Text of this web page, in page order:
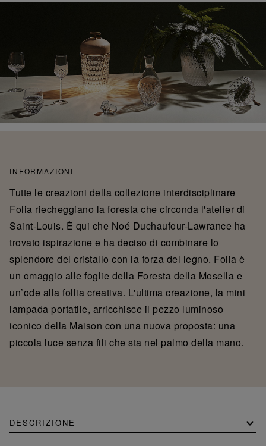
INFORMAZIONI
Tutte le creazioni della collezione interdisciplinare
Folia riecheggiano la foresta che circonda l'atelier di
Saint-Louis. È qui che Noé Duchaufour-Lawrance ha
trovato ispirazione e ha deciso di combinare lo
splendore del cristallo con la forza del legno. Folia è
un omaggio alle foglie della Foresta della Mosella e
un’ode alla follia creativa. L'ultima creazione, la mini
lampada portatile, arricchisce il pezzo luminoso
iconico della Maison con una nuova proposta: una
piccola luce senza fili che sta nel palmo della mano.
DESCRIZIONE